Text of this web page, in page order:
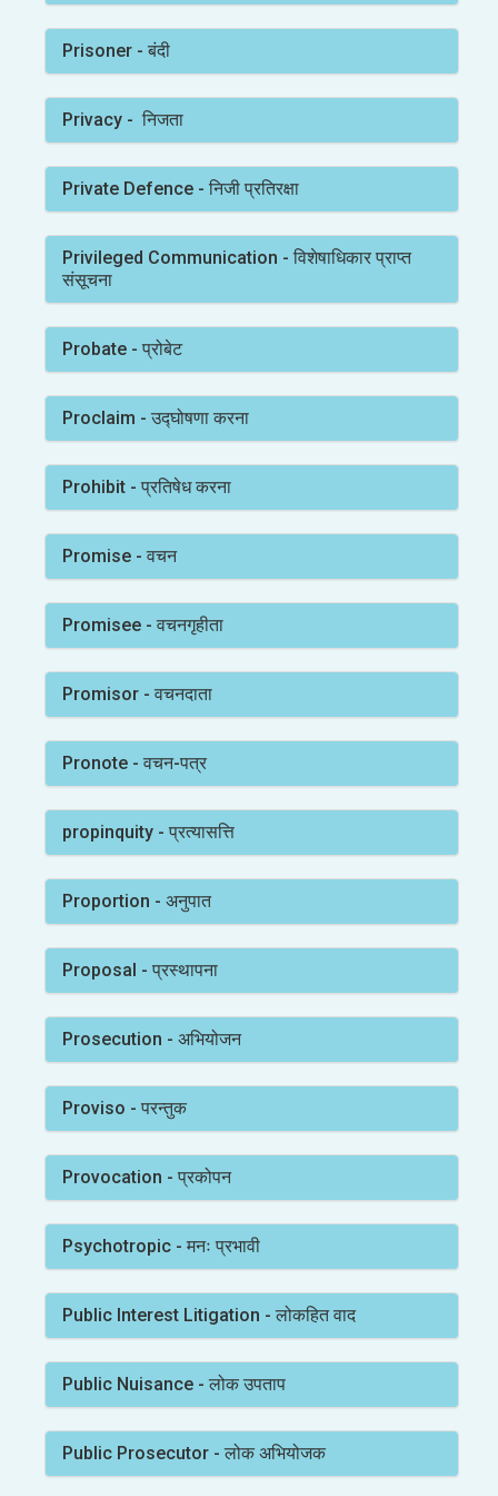
Prisoner - बंदी
Privacy - निजता
Private Defence - निजी प्रतिरक्षा
Privileged Communication - विशेषाधिकार प्राप्त
संसूचना
Probate - प्रोबेट
Proclaim - उद्घोषणा करना
Prohibit - प्रतिषेध करना
Promise - वचन
Promisee - वचनगृहीता
Promisor - वचनदाता
Pronote - वचन-पत्र
propinquity - प्रत्यासत्ति
Proportion - अनुपात
Proposal - प्रस्थापना
Prosecution - अभियोजन
Proviso - परन्तुक
Provocation - प्रकोपन
Psychotropic - मनः प्रभावी
Public Interest Litigation - लोकहित वाद
Public Nuisance - लोक उपताप
Public Prosecutor - लोक अभियोजक